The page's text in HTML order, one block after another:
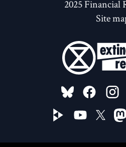
2025 Financial
Site
FOLLOW